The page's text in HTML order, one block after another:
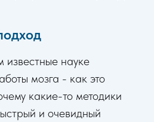
науке
мозга - как это
какие-то методики
и очевидный